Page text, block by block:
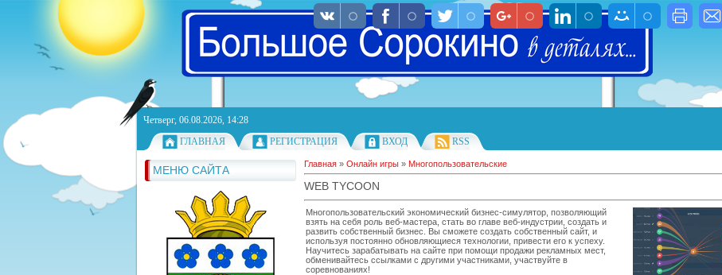
Четверг, 06.08.2026, 14:28
ГЛАВНАЯ
РЕГИСТРАЦИЯ ВХОД RSS
МЕНЮ САЙТА Главная » Онлайн игры » Многопользовательские
WEB TYCOON
Многопользовательский экономический бизнес-симулятор, позволяющий
взять на себя роль веб-мастера, стать во главе веб-индустрии, создать и
развить собственный бизнес. Вы сможете создать собственный сайт, и
используя постоянно обновляющиеся технологии, привести его к успеху.
Научитесь зарабатывать на сайте при помощи продажи рекламных мест,
обменивайтесь ссылками с другими участниками, участвуйте в
соревнованиях!